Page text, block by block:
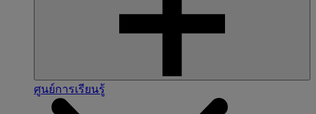
ศูนย์การเรียนรู้